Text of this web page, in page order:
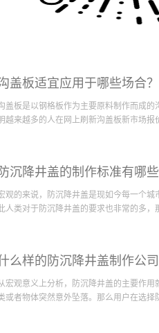
盖板适宜应用于哪些场合？
盖板是以钢格板作为主要原料制作而成
越来越多的人在网上刷新沟盖板新市场
路区域划分明显，在绿化区设置沟井盖板
是为了加强小区的美观度，有部分小区
示绝大多数的工厂都在内部安置了沟盖板
备之一，现今除了住宅小区、工厂、园林
防沉降井盖的制作标准有哪些
观的来说，防沉降井盖是现如今每一个
人类对于防沉降井盖的要求也非常的多
在存在的过程中还应该有较强的载荷能力
能相对来说较高据质量好价格低的防沉降
的大小和适应力也有相对高的要求，防
么样的防沉降井盖制作公
宏观意义上分析，防沉降井盖的主要作
或者物体突然意外坠落。那么用户在选